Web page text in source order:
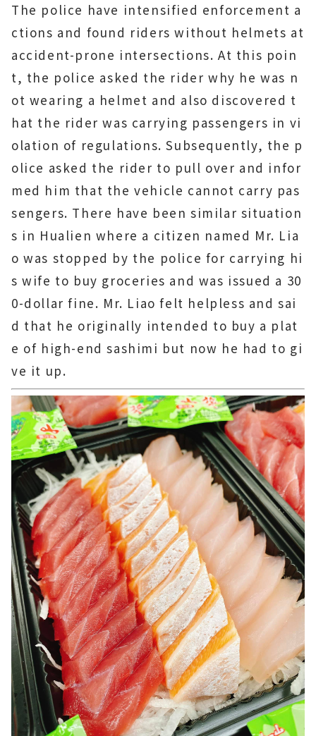
The police have intensified enforcement a
ctions and found riders without helmets at
accident-prone intersections. At this poin
t, the police asked the rider why he was n
ot wearing a helmet and also discovered t
hat the rider was carrying passengers in vi
olation of regulations. Subsequently, the p
olice asked the rider to pull over and infor
med him that the vehicle cannot carry pas
sengers. There have been similar situation
s in Hualien where a citizen named Mr. Lia
o was stopped by the police for carrying hi
s wife to buy groceries and was issued a 30
0-dollar fine. Mr. Liao felt helpless and sai
d that he originally intended to buy a plat
e of high-end sashimi but now he had to gi
ve it up.